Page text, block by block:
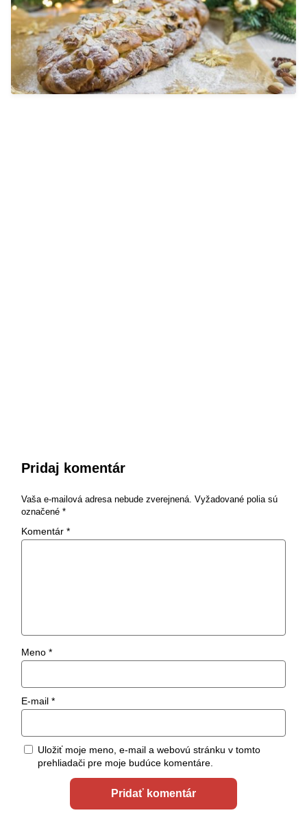
Pridaj komentár
Vaša e-mailová adresa nebude zverejnená. Vyžadované polia sú
označené *
Komentár *
Meno *
E-mail *
Uložiť moje meno, e-mail a webovú stránku v tomto
prehliadači pre moje budúce komentáre.